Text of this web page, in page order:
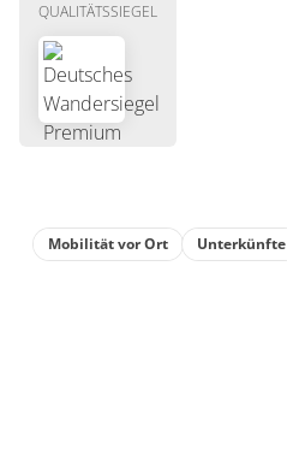
QUALITÄTSSIEGEL
Mobilität vor Ort Unterkünfte